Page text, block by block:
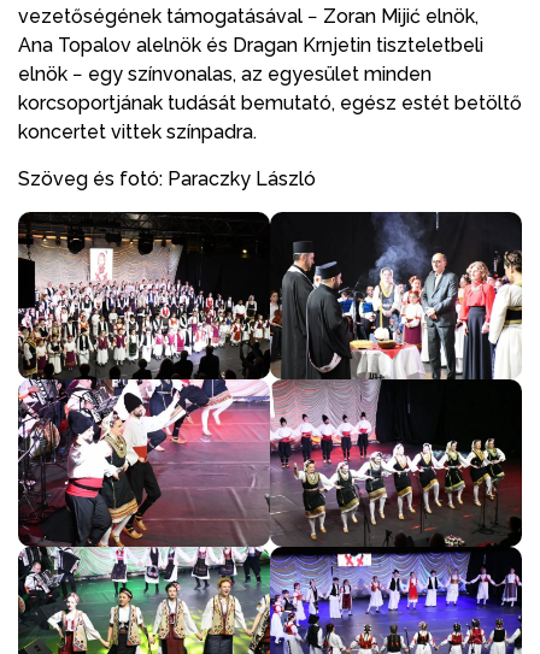
vezetőségének támogatásával − Zoran Mijić elnök,
Ana Topalov alelnök és Dragan Krnjetin tiszteletbeli
elnök − egy színvonalas, az egyesület minden
korcsoportjának tudását bemutató, egész estét betöltő
koncertet vittek színpadra.
Szöveg és fotó: Paraczky László